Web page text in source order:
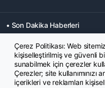
• Son Dakika Haberleri
• Memurlar Haberleri
• Ekonomi Haberleri
• Yaşam Haberleri
• Mahkeme Kararları
Haberleri
Çerez Politikası: Web
kişiselleştirilmiş ve güvenli
sunabilmek için çerezler
Çerezler; site kullanımınızı
içerikleri ve reklamları